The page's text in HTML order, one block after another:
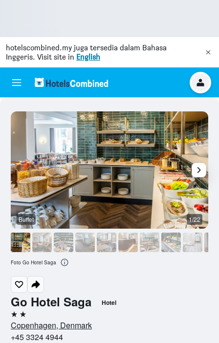
hotelscombined.my juga tersedia dalam Bahasa
Inggeris. Visit site in English
Go Hotel Saga Hotel
2 bintang
Copenhagen, Denmark
+45 3324 4944
Buffet 1/22
Foto Go Hotel Saga